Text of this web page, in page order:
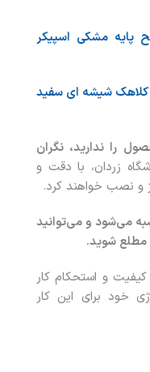
پایه مشکی اسپیکر
شیشه ای سفید
را ندارید، نگران
زردان، با دقت و
و نصب خواهند کرد.
می‌شود و می‌توانید
مطلع شوید.
و استحکام کار
خود برای این کار